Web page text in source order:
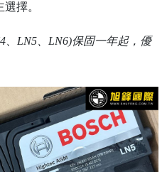
擇。
、LN5、LN6)保固一年起，優